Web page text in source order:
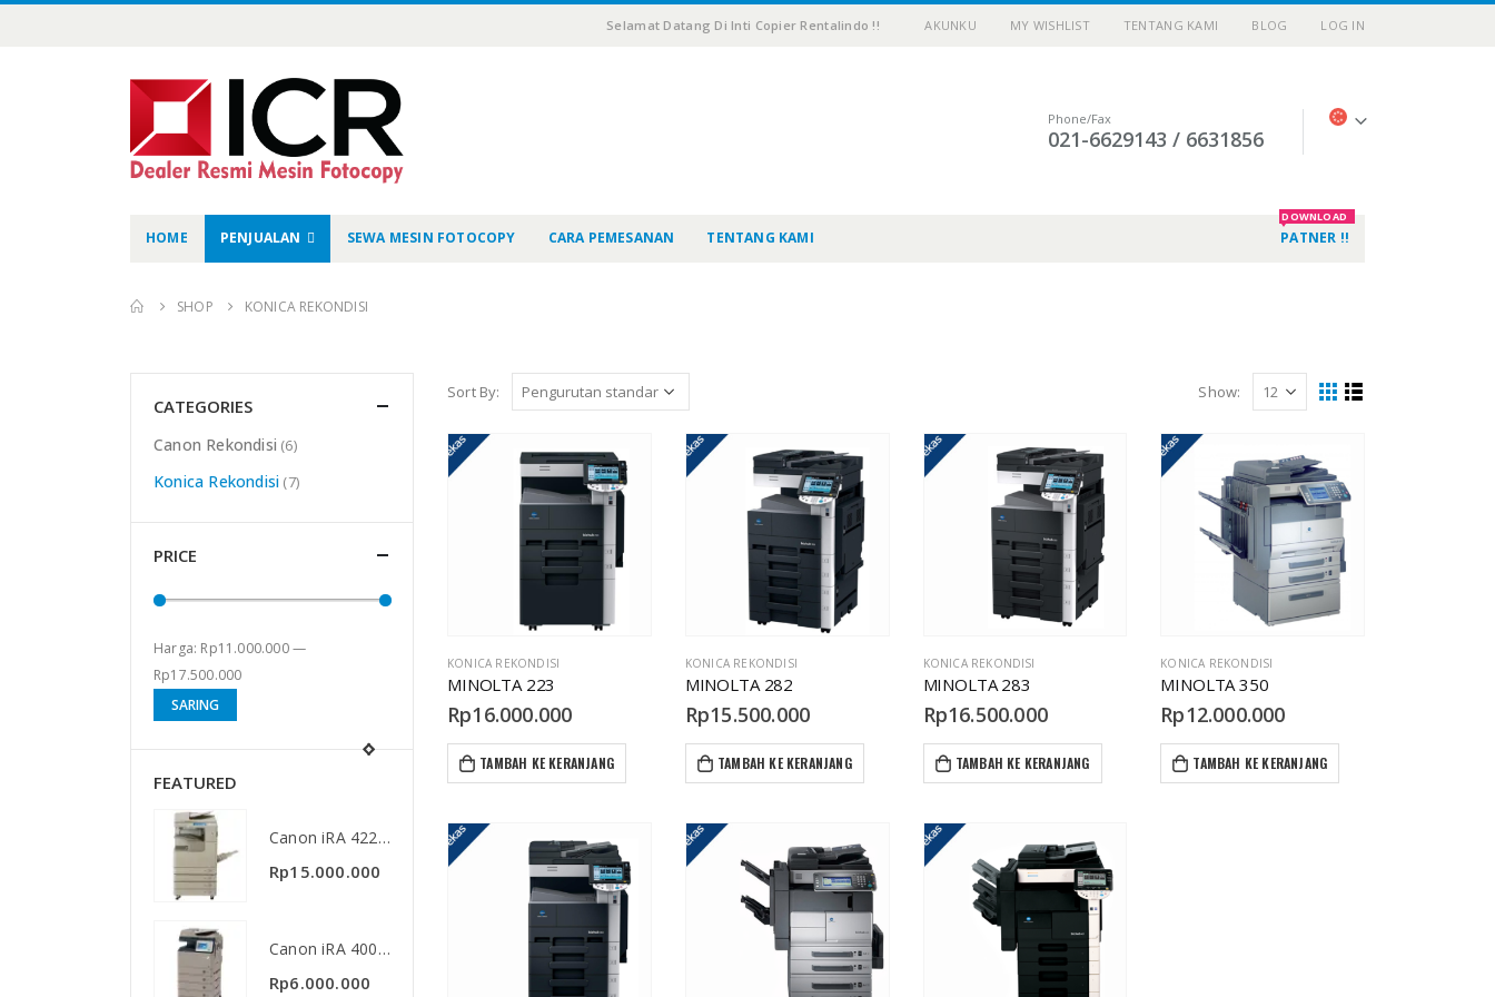
Selamat Datang Di Inti Copier Rentalindo !! AKUNKU MY WISHLIST TENTANG KAMI BLOG LOG IN
Phone/Fax
021-6629143 / 6631856
HOME PENJUALAN SEWA MESIN FOTOCOPY CARA PEMESANAN TENTANG KAMI PATNER !!
DOWNLOAD
SHOP KONICA REKONDISI
Sort By: Show:
KONICA REKONDISI
MINOLTA 223
Rp16.000.000
TAMBAH KE KERANJANG
KONICA REKONDISI
MINOLTA 282
Rp15.500.000
TAMBAH KE KERANJANG
KONICA REKONDISI
MINOLTA 283
Rp16.500.000
TAMBAH KE KERANJANG
KONICA REKONDISI
MINOLTA 350
Rp12.000.000
TAMBAH KE KERANJANG
CATEGORIES
Canon Rekondisi (6)
Konica Rekondisi (7)
PRICE
Harga
terendah
Harga
tertinggi
SARING
Harga: Rp11.000.000—
Rp17.500.000
FEATURED
Canon iRA 4225/35/45
Rp15.000.000
Canon iRA 400/500
Rp6.000.000
15.000.000
Canon iRA 400/500
6.000.000
Rp15.000.000
Canon iRA 400/500
6.000.000
Canon iRA 4225/35/45
Rp15.000.000
Canon iRA 400/500
6.000.000